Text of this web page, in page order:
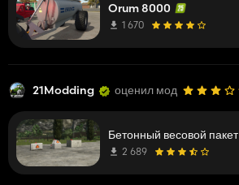
Orum 8000
1 670
21Modding оценил мод
Бетонный весовой пакет
2 689